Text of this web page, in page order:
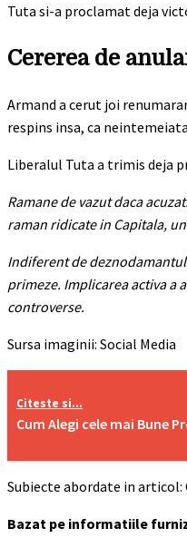
Tuta si-a proclamat deja
Cererea de
Armand a cerut joi
respins insa, ca
Liberalul Tuta a trimis deja
Ramane de vazut daca
raman ridicate in Capitala,
Indiferent de
primeze. Implicarea activa a
controverse.
Sursa imaginii: Social Media
Citeste si...
Cum Alegi cele mai Bune
Subiecte abordate in
Bazat pe informatiile